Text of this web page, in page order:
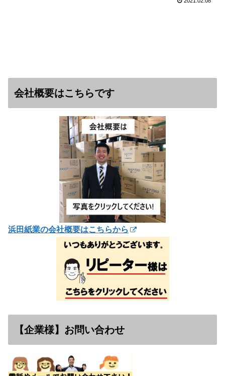
会社概要はこちらです
浜田紙業の会社概要はこちらから
【企業様】お問い合わせ